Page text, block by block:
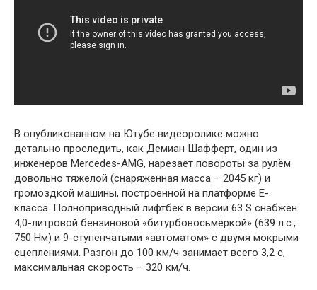
В опубликованном на Ютубе видеоролике можно
детально проследить, как Демиан Шафферт, один из
инженеров Mercedes-AMG, нарезает повороты за рулём
довольно тяжелой (снаряженная масса – 2045 кг) и
громоздкой машины, построенной на платформе Е-
класса. Полноприводный лифтбек в версии 63 S снабжен
4,0-литровой бензиновой «битурбовосьмёркой» (639 л.с.,
750 Нм) и 9-ступенчатыми «автоматом» с двумя мокрыми
сцеплениями. Разгон до 100 км/ч занимает всего 3,2 с,
максимальная скорость – 320 км/ч.